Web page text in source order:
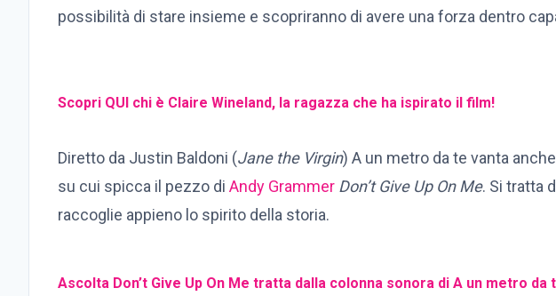
possibilità di stare insieme e scopriranno di avere una forza dentro
Scopri QUI chi è Claire Wineland, la ragazza che ha ispirato il film!
Diretto da Justin Baldoni (Jane the Virgin) A un metro da te vanta
su cui spicca il pezzo di Andy Grammer Don’t Give Up On Me. Si tratta
raccoglie appieno lo spirito della storia.
Ascolta Don’t Give Up On Me tratta dalla colonna sonora di A un metro da